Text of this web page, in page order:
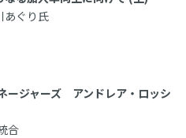
あぐり氏
ージャーズ アンドレア・ロッシ
合